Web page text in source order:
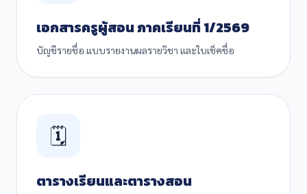
เอกสารครูผู้สอน ภาคเรียนที่ 1/2569
บัญชีรายชื่อ แบบรายงานผลรายวิชา และใบเช็คชื่อ
🗓️
ตารางเรียนและตารางสอน